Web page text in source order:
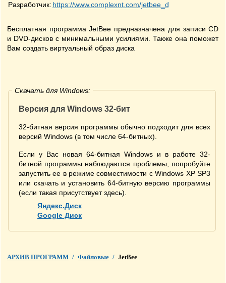
Разработчик: https://www.complexnt.com/jetbee_downloads.htm
Бесплатная программа JetBee предназначена для записи CD
и DVD-дисков с минимальными усилиями. Также она поможет
Вам создать виртуальный образ диска
Скачать для Windows:
Версия для Windows 32-бит
32-битная версия программы обычно подходит для всех
версий Windows (в том числе 64-битных).
Если у Вас новая 64-битная Windows и в работе 32-
битной программы наблюдаются проблемы, попробуйте
запустить ее в режиме совместимости с Windows XP SP3
или скачать и установить 64-битную версию программы
(если такая присутствует здесь).
Яндекс.Диск
Google Диск
АРХИВ ПРОГРАММ / Файловые / JetBee